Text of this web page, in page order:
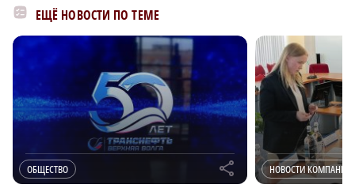
ЕЩЁ НОВОСТИ ПО ТЕМЕ
ОБЩЕСТВО r НОВОСТИ КОМПАНИИ